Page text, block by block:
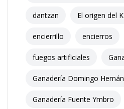
dantzan El origen del
encierrillo encierros
fuegos artificiales
Ganadería Domingo
Ganadería Fuente Ymbro